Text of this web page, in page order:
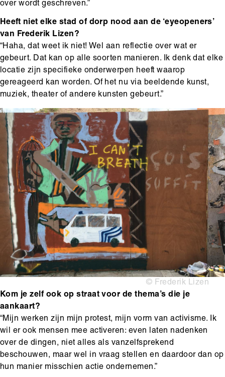
over wordt geschreven.”
Heeft niet elke stad of dorp nood aan de ‘eyeopeners’
van Frederik Lizen?
“Haha, dat weet ik niet! Wel aan reflectie over wat er
gebeurt. Dat kan op alle soorten manieren. Ik denk dat elke
locatie zijn specifieke onderwerpen heeft waarop
gereageerd kan worden. Of het nu via beeldende kunst,
muziek, theater of andere kunsten gebeurt.”
Media
content
Afbeelding
© Frederik Lizen
Kom je zelf ook op straat voor de thema’s die je
aankaart?
“Mijn werken zijn mijn protest, mijn vorm van activisme. Ik
wil er ook mensen mee activeren: even laten nadenken
over de dingen, niet alles als vanzelfsprekend
beschouwen, maar wel in vraag stellen en daardoor dan op
hun manier misschien actie ondernemen.”